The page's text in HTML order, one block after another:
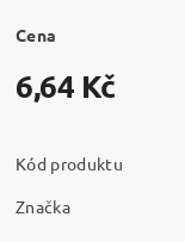
Cena
6,64 Kč
Kód produktu
Značka